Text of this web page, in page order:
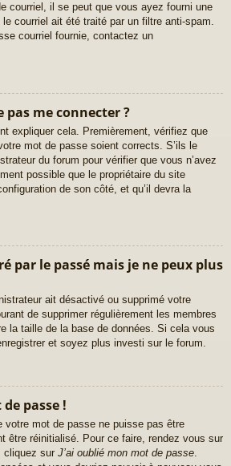
courriel, il se peut que vous ayez fourni une
courriel ait été traité par un filtre anti-spam.
courriel fournie, contactez un
pas me connecter ?
expliquer cela. Premièrement, vérifiez que
mot de passe soient corrects. S’ils le
du forum pour vérifier que vous n’avez
possible que le propriétaire du site
de son côté, et qu’il devra la
par le passé mais je ne peux plus
ait désactivé ou supprimé votre
de supprimer régulièrement les membres
la taille de la base de données. Si cela vous
et soyez plus investi sur le forum.
passe !
votre mot de passe ne puisse pas être
être réinitialisé. Pour ce faire, rendez vous sur
cliquez sur J’ai oublié mon mot de passe